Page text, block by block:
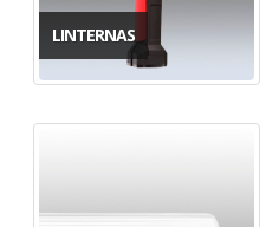
LINTERNAS